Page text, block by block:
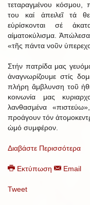
τεταραγμένου κόσμου,
του καί ἀπειλεῖ τά
εὑρίσκονται σέ
αἱματοκύλισμα.
«τῆς πάντα νοῦν
Στήν πατρίδα μας
ἀναγνωρίζουμε στίς
πλήρη ἄμβλυνση τοῦ
κοινωνία μας
λανθασμένα
προάγουν τόν
ὠμό συμφέρον.
Διαβάστε Περισσότερα
Εκτύπωση Email
Tweet